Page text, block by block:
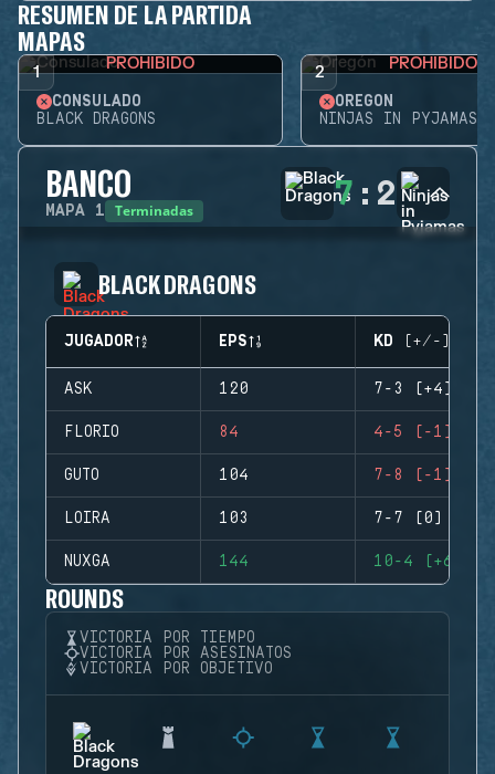
RESUMEN DE LA PARTIDA
MAPAS
1 PROHIBIDO
CONSULADO
BLACK DRAGONS
2 PROHIBIDO
OREGÓN
NINJAS IN PYJAMAS
BANCO
MAPA 1 Terminadas 7 : 2
BLACK DRAGONS
JUGADOR EPS KD (+/-)
ASK 120 7-3 (+4)
FLORIO 84 4-5 (-1)
GUTO 104 7-8 (-1)
LOIRA 103 7-7 (0)
NUXGA 144 10-4 (+6)
ROUNDS
VICTORIA POR TIEMPO
VICTORIA POR ASESINATOS
VICTORIA POR OBJETIVO